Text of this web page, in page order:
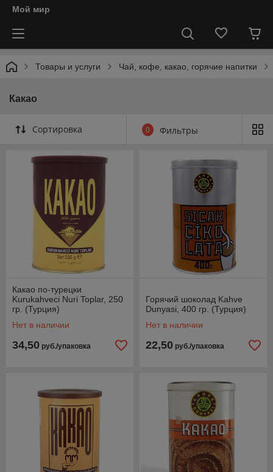
Мой мир
Товары и услуги Чай, кофе, какао, горячие напитки
Какао
Сортировка 0 Фильтры
Какао по-турецки
Kurukahveci Nuri Toplar, 250
гр. (Турция)
Нет в наличии
34,50 руб./упаковка
Горячий шоколад Kahve
Dunyasi, 400 гр. (Турция)
Нет в наличии
22,50 руб./упаковка